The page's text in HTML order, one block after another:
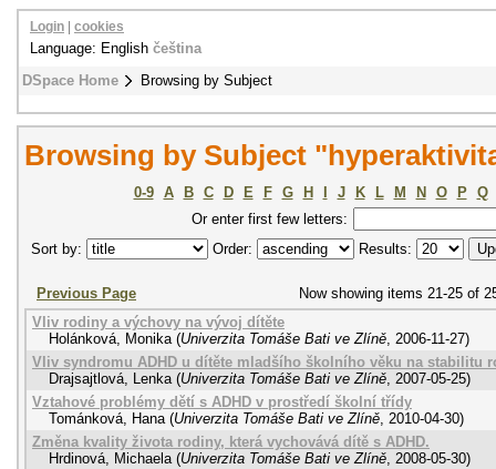
DSpace Home Browsing by Subject
Login cookies
Language: English čeština
Browsing by Subject
0-9 A B C D E F G H J K L M N O P
Q
Or enter first few letters:
Sort by:
Order: Results:
Previous Page
Now showing items 21-25 of
Vliv rodiny a výchovy na vývoj dítěte
Holánková, Monika (Univerzita Tomáše Bati ve Zlíně, 2006-11-27)
Vliv syndromu ADHD u dítěte mladšího školního věku na stabilitu
Drajsajtlová, Lenka (Univerzita Tomáše Bati ve Zlíně, 2007-05-25)
Vztahové problémy dětí s ADHD v prostředí školní třídy
Tománková, Hana (Univerzita Tomáše Bati ve Zlíně, 2010-04-30)
Změna kvality života rodiny, která vychovává dítě s ADHD.
Hrdinová, Michaela (Univerzita Tomáše Bati ve Zlíně, 2008-05-30)